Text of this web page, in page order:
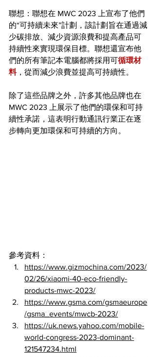
聯想：聯想在 MWC 2023 上宣布了他們
的“可持續未來”計劃，該計劃旨在通過減
少碳排放、減少資源浪費和提高產品可
持續性來實現環保目標。聯想還宣布他
們的所有筆記本電腦都將採用可循環材
料，從而減少浪費並提高可持續性。
除了這些品牌之外，許多其他品牌也在
MWC 2023 上展示了他們的環保和可持
續性承諾，這表明行動通訊行業正在逐
步轉向更加環保和可持續的方向。
參考資料：
https://www.gizmochina.com/2023/
02/26/xiaomi-40-eco-friendly-
products-mwc-2023/
https://www.gsma.com/gsmaeurope
/gsma_events/mwcb-2023/
https://uk.news.yahoo.com/mobile-
world-congress-2023-dominant-
121547234.html